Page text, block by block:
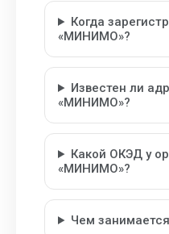
Когда
«МИНИМО»?
Известен ли
«МИНИМО»?
Какой ОКЭД у
«МИНИМО»?
Чем